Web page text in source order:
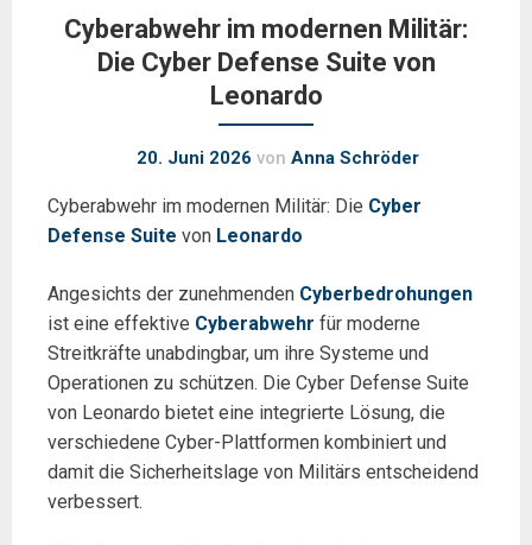
Cyberabwehr im modernen Militär:
Die Cyber Defense Suite von
Leonardo
20. Juni 2026 von Anna Schröder
Cyberabwehr im modernen Militär: Die Cyber
Defense Suite von Leonardo
Angesichts der zunehmenden Cyberbedrohungen
ist eine effektive Cyberabwehr für moderne
Streitkräfte unabdingbar, um ihre Systeme und
Operationen zu schützen. Die Cyber Defense Suite
von Leonardo bietet eine integrierte Lösung, die
verschiedene Cyber-Plattformen kombiniert und
damit die Sicherheitslage von Militärs entscheidend
verbessert.